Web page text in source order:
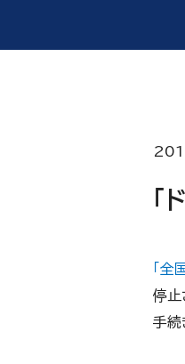
「
停止
手続